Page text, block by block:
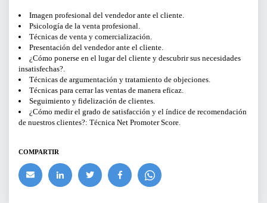
LIMPIAR FILTROS
BUSCAR
Imagen profesional del vendedor ante el cliente.
Psicología de la venta profesional.
Técnicas de venta y comercialización.
Presentación del vendedor ante el cliente.
¿Cómo ponerse en el lugar del cliente y descubrir sus necesidades
insatisfechas?.
Técnicas de argumentación y tratamiento de objeciones.
Técnicas para cerrar las ventas de manera eficaz.
Seguimiento y fidelización de clientes.
¿Cómo medir el grado de satisfacción y el índice de recomendación
de nuestros clientes?: Técnica Net Promoter Score.
COMPARTIR